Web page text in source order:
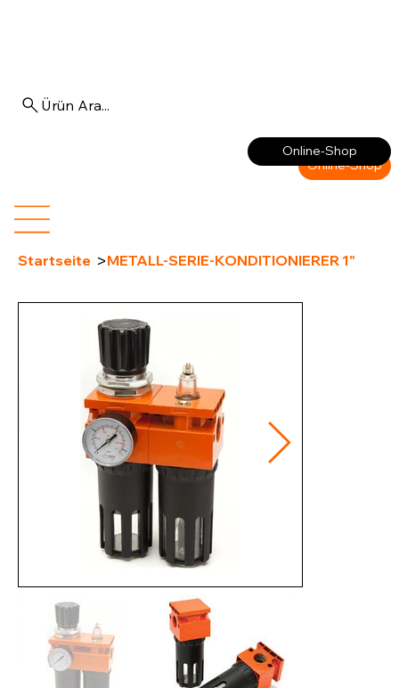
Online-Shop
Online-Shop
Ürün Ara...
Startseite >METALL-SERIE-KONDITIONIERER 1"